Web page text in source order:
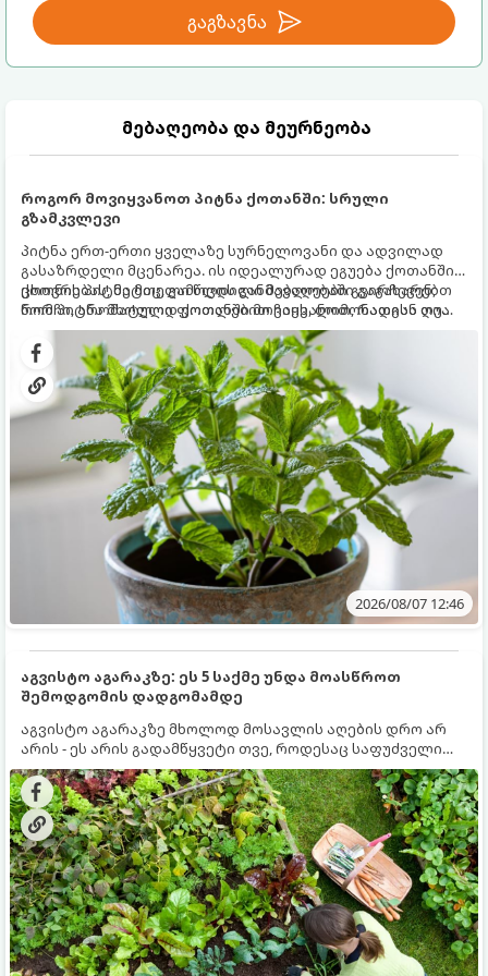
გაგზავნა
მებაღეობა და მეურნეობა
როგორ მოვიყვანოთ პიტნა ქოთანში: სრული
გზამკვლევი
პიტნა ერთ-ერთი ყველაზე სურნელოვანი და ადვილად
გასაზრდელი მცენარეა. ის იდეალურად ეგუება ქოთანში
ცხოვრებას, მეტიც, გამოცდილი მებაღეები გვირჩევენ,
რომ პიტნა მხოლოდ ქოთანში მოვიყვანოთ, რადგან ღია
გრუნტში (ბაღში) დარგვისას ის ფესვებით ძალიან
სწრაფად ვრცელდება და სხვა მცენარეებს ავიწროებს.
ქოთნის პიტნა მთელი წლის განმავლობაში გაგახარებთ
ნორჩი, არომატული ფოთლებით ჩაის, ლიმონათისა თუ
კერძებისთვის.
2026/08/07 12:46
აგვისტო აგარაკზე: ეს 5 საქმე უნდა მოასწროთ
შემოდგომის დადგომამდე
აგვისტო აგარაკზე მხოლოდ მოსავლის აღების დრო არ
არის - ეს არის გადამწყვეტი თვე, როდესაც საფუძველი
ეყრება მომავალი წლის მოსავალს და ბაღი მზადდება
შემოდგომა-ზამთრის სეზონისთვის. იმისათვის, რომ
ნიადაგმა ენერგია აღიდგინოს, ხოლო მცენარეებმა
ზამთარს გაუძლონ, აგვისტოს ბოლომდე 5
მნიშვნელოვანი საქმის გაკეთება უნდა მოასწროთ: